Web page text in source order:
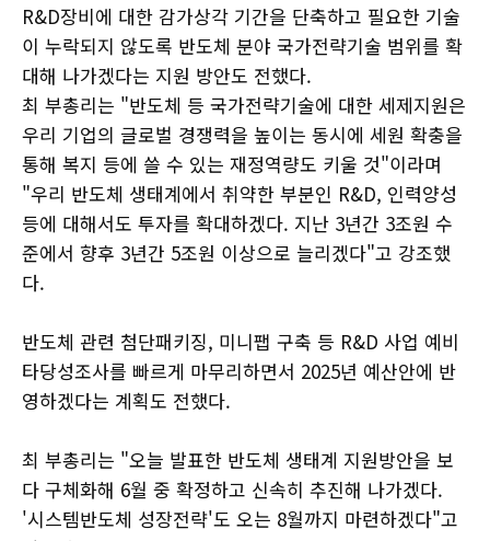
R&D장비에 대한 감가상각 기간을 단축하고 필요한 기술
이 누락되지 않도록 반도체 분야 국가전략기술 범위를 확
대해 나가겠다는 지원 방안도 전했다.
최 부총리는 "반도체 등 국가전략기술에 대한 세제지원은
우리 기업의 글로벌 경쟁력을 높이는 동시에 세원 확충을
통해 복지 등에 쓸 수 있는 재정역량도 키울 것"이라며
"우리 반도체 생태계에서 취약한 부분인 R&D, 인력양성
등에 대해서도 투자를 확대하겠다. 지난 3년간 3조원 수
준에서 향후 3년간 5조원 이상으로 늘리겠다"고 강조했
다.
반도체 관련 첨단패키징, 미니팹 구축 등 R&D 사업 예비
타당성조사를 빠르게 마무리하면서 2025년 예산안에 반
영하겠다는 계획도 전했다.
최 부총리는 "오늘 발표한 반도체 생태계 지원방안을 보
다 구체화해 6월 중 확정하고 신속히 추진해 나가겠다.
'시스템반도체 성장전략'도 오는 8월까지 마련하겠다"고